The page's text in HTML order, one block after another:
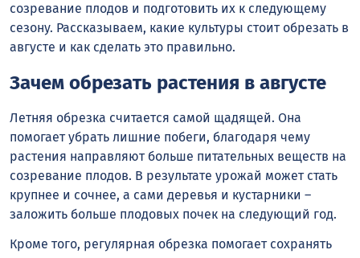
созревание плодов и подготовить их к следующему
сезону. Рассказываем, какие культуры стоит обрезать в
августе и как сделать это правильно.
Зачем обрезать растения в августе
Летняя обрезка считается самой щадящей. Она
помогает убрать лишние побеги, благодаря чему
растения направляют больше питательных веществ на
созревание плодов. В результате урожай может стать
крупнее и сочнее, а сами деревья и кустарники –
заложить больше плодовых почек на следующий год.
Кроме того, регулярная обрезка помогает сохранять